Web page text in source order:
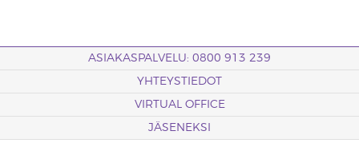
ASIAKASPALVELU: 0800 913 239
YHTEYSTIEDOT
VIRTUAL OFFICE
JÄSENEKSI